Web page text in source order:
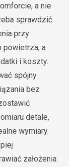
a nie
sprawdzić
przy
powietrza, a
i koszty.
spójny
bez
detale,
wymiary.
założenia